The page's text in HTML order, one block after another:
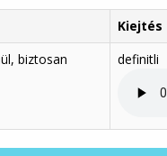
Kiejtés
biztosan
definitli